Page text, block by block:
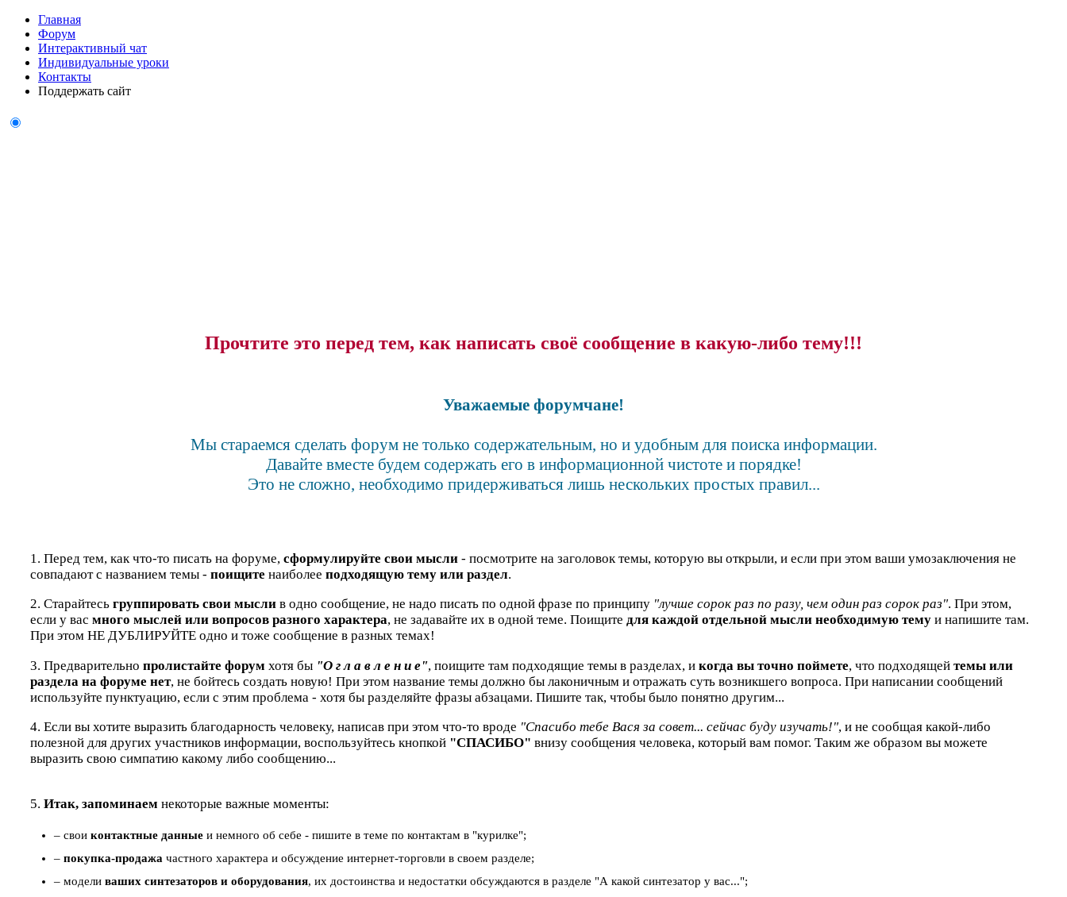
Главная
Форум
Интерактивный чат
Индивидуальные уроки
Контакты
Поддержать сайт
Прочтите это перед тем, как написать своё сообщение в какую-либо тему!!!
Уважаемые форумчане!
Мы стараемся сделать форум не только содержательным, но и удобным для поиска информации.
Давайте вместе будем содержать его в информационной чистоте и порядке!
Это не сложно, необходимо придерживаться лишь нескольких простых правил...
1. Перед тем, как что-то писать на форуме, сформулируйте свои мысли - посмотрите на заголовок темы, которую вы открыли, и если при этом ваши умозаключения не
совпадают с названием темы - поищите наиболее подходящую тему или раздел.
2. Старайтесь группировать свои мысли в одно сообщение, не надо писать по одной фразе по принципу "лучше сорок раз по разу, чем один раз сорок раз". При этом,
если у вас много мыслей или вопросов разного характера, не задавайте их в одной теме. Поищите для каждой отдельной мысли необходимую тему и напишите там.
При этом НЕ ДУБЛИРУЙТЕ одно и тоже сообщение в разных темах!
3. Предварительно пролистайте форум хотя бы "О г л а в л е н и е", поищите там подходящие темы в разделах, и когда вы точно поймете, что подходящей темы или
раздела на форуме нет, не бойтесь создать новую! При этом название темы должно бы лаконичным и отражать суть возникшего вопроса. При написании сообщений
используйте пунктуацию, если с этим проблема - хотя бы разделяйте фразы абзацами. Пишите так, чтобы было понятно другим...
4. Если вы хотите выразить благодарность человеку, написав при этом что-то вроде "Спасибо тебе Вася за совет... сейчас буду изучать!", и не сообщая какой-либо
полезной для других участников информации, воспользуйтесь кнопкой "СПАСИБО" внизу сообщения человека, который вам помог. Таким же образом вы можете
выразить свою симпатию какому либо сообщению...
5. Итак, запоминаем некоторые важные моменты:
– свои контактные данные и немного об себе - пишите в теме по контактам в "курилке";
– покупка-продажа частного характера и обсуждение интернет-торговли в своем разделе;
– модели ваших синтезаторов и оборудования, их достоинства и недостатки обсуждаются в разделе "А какой синтезатор у вас...";